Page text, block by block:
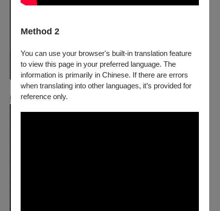
Method 2
You can use your browser's built-in translation feature
to view this page in your preferred language. The
information is primarily in Chinese. If there are errors
when translating into other languages, it’s provided for
reference only.
鄭伊婷（國家兩廳院 節目製作組組長）